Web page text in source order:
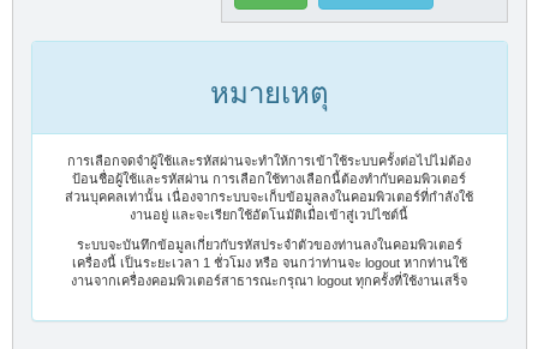
หมายเหตุ
การเลือกจดจำผู้ใช้และรหัสผ่านจะทำให้การเข้าใช้ระบบครั้งต่อไปไม่ต้อง
ป้อนชื่อผู้ใช้และรหัสผ่าน การเลือกใช้ทางเลือกนี้ต้องทำกับคอมพิวเตอร์
ส่วนบุคคลเท่านั้น เนื่องจากระบบจะเก็บข้อมูลลงในคอมพิวเตอร์ที่กำลังใช้
งานอยู่ และจะเรียกใช้อัตโนมัติเมื่อเข้าสู่เวปไซต์นี้
ระบบจะบันทึกข้อมูลเกี่ยวกับรหัสประจำตัวของท่านลงในคอมพิวเตอร์
เครื่องนี้ เป็นระยะเวลา 1 ชั่วโมง หรือ จนกว่าท่านจะ logout หากท่านใช้
งานจากเครื่องคอมพิวเตอร์สาธารณะกรุณา logout ทุกครั้งที่ใช้งานเสร็จ